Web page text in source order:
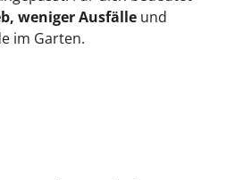
weniger Ausfälle und
im Garten.